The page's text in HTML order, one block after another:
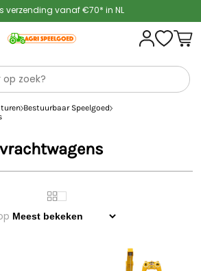
verzending vanaf €70* in NL
Snelle levering
Bestuurbaar Speelgoed